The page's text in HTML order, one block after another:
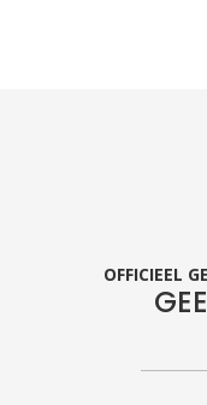
OFFICIEEL